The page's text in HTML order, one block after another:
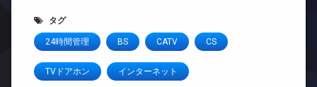
タグ
24時間管理 BS CATV CS
TVドアホン インターネット